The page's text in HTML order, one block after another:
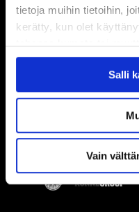
tietoja muihin tietoihin,
kerätty, kun olet
tahansa kumota tai
käytöstäEvästeet-
Salli
Vain